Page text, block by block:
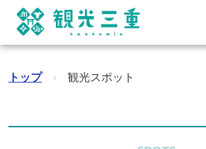
トップ › 観光スポット